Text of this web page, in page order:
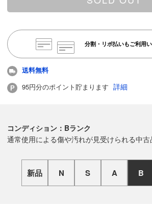
分割・リボ払いもご利用い
送料無料
95円分のポイント貯まります 詳細
コンディション：Bランク
通常使用による傷や汚れが見受けられる中古
新品 N S A B